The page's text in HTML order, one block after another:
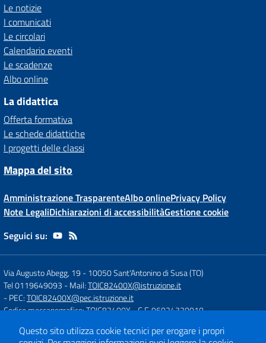
Le notizie
I comunicati
Le circolari
Calendario eventi
Le scadenze
Albo online
La didattica
Offerta formativa
Le schede didattiche
I progetti delle classi
Mappa del sito
Amministrazione TrasparenteAlbo onlinePrivacy Policy
Note LegaliDichiarazioni di accessibilitàGestione cookie
Seguici su:
Via Augusto Abegg, 19 -10050 Sant'Antonino di Susa (TO)
Tel 0119649093 - Mail:TOIC82400X@istruzione.it
- PEC:TOIC82400X@pec.istruzione.it
Codice meccanografico: TOIC82400X- C.F. 96024320010
Questo sito utilizza cookie tecnici per erogare i propri